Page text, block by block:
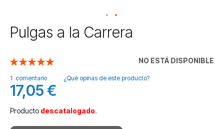
Saltar
al
de
la
galería
de
imágenes
Pulgas a la Carrera
NO ESTÁ DISPONIBLE
Valoración:
1 comentario ¿Qué opinas de este producto?
17,05 €
Producto descatalogado.